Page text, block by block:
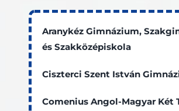
Aranykéz Gimnázium,
és Szakközépiskola
Ciszterci Szent István
Comenius Angol-Magyar Két